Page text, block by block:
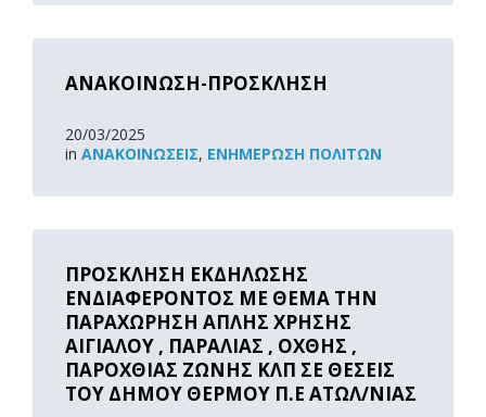
ΑΝΑΚΟΙΝΩΣΗ-ΠΡΟΣΚΛΗΣΗ
20/03/2025
in ΑΝΑΚOΙΝΏΣΕΙΣ, ΕΝΗΜΈΡΩΣΗ ΠΟΛΙΤΏΝ
Read
ΠΡΟΣΚΛΗΣΗ ΕΚΔΗΛΩΣΗΣ
ΕΝΔΙΑΦΕΡΟΝΤΟΣ ΜΕ ΘΕΜΑ ΤΗΝ
ΠΑΡΑΧΩΡΗΣΗ ΑΠΛΗΣ ΧΡΗΣΗΣ
ΑΙΓΙΑΛΟΥ , ΠΑΡΑΛΙΑΣ , ΟΧΘΗΣ ,
ΠΑΡΟΧΘΙΑΣ ΖΩΝΗΣ ΚΛΠ ΣΕ ΘΕΣΕΙΣ
ΤΟΥ ΔΗΜΟΥ ΘΕΡΜΟΥ Π.Ε ΑΤΩΛ/ΝΙΑΣ
Read